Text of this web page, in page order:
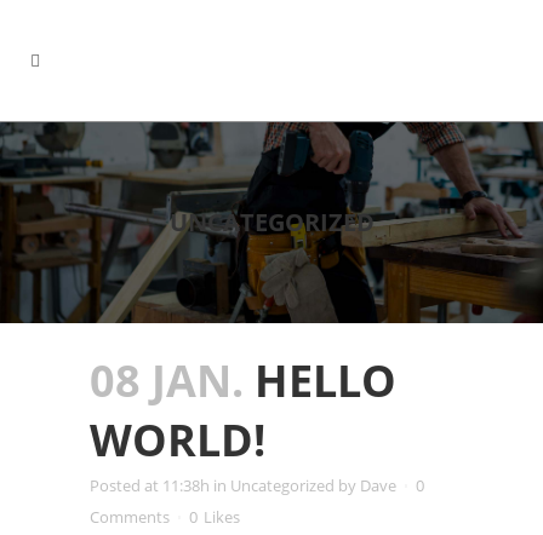
UNCATEGORIZED
08 JAN. HELLO
WORLD!
Posted at 11:38h in Uncategorized by Dave
0
Comments
0 Likes